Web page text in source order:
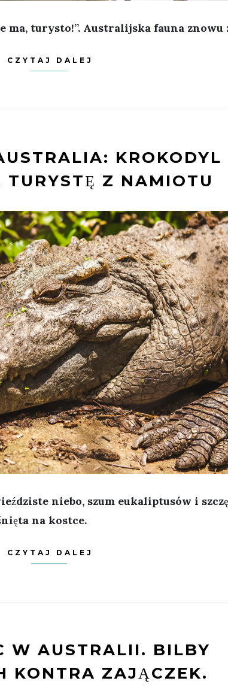
ma, turysto!”. Australijska fauna znowu
CZYTAJ DALEJ
KROKODYL
TURYSTĘ Z NAMIOTU
niebo, szum eukaliptusów i
na kostce.
CZYTAJ DALEJ
W AUSTRALII. BILBY
KONTRA ZAJĄCZEK.